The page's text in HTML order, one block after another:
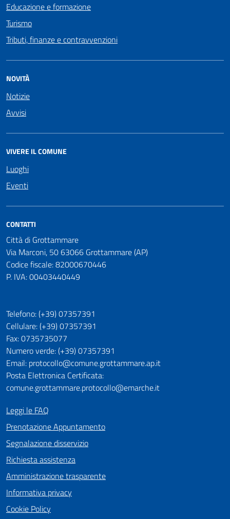
Educazione e formazione
Turismo
Tributi, finanze e contravvenzioni
NOVITÀ
Notizie
Avvisi
VIVERE IL COMUNE
Luoghi
Eventi
CONTATTI
Città di Grottammare
Via Marconi, 50 63066 Grottammare (AP)
Codice fiscale: 82000670446
P. IVA: 00403440449
Telefono: (+39) 07357391
Cellulare: (+39) 07357391
Fax: 0735735077
Numero verde: (+39) 07357391
Email: protocollo@comune.grottammare.ap.it
Posta Elettronica Certificata:
comune.grottammare.protocollo@emarche.it
Leggi le FAQ
Prenotazione Appuntamento
Segnalazione disservizio
Richiesta assistenza
Amministrazione trasparente
Informativa privacy
Cookie Policy